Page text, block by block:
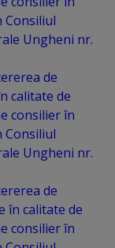
Consiliul
Ungheni nr.
de
calitate de
consilier în
Consiliul
Ungheni nr.
de
în calitate de
consilier în